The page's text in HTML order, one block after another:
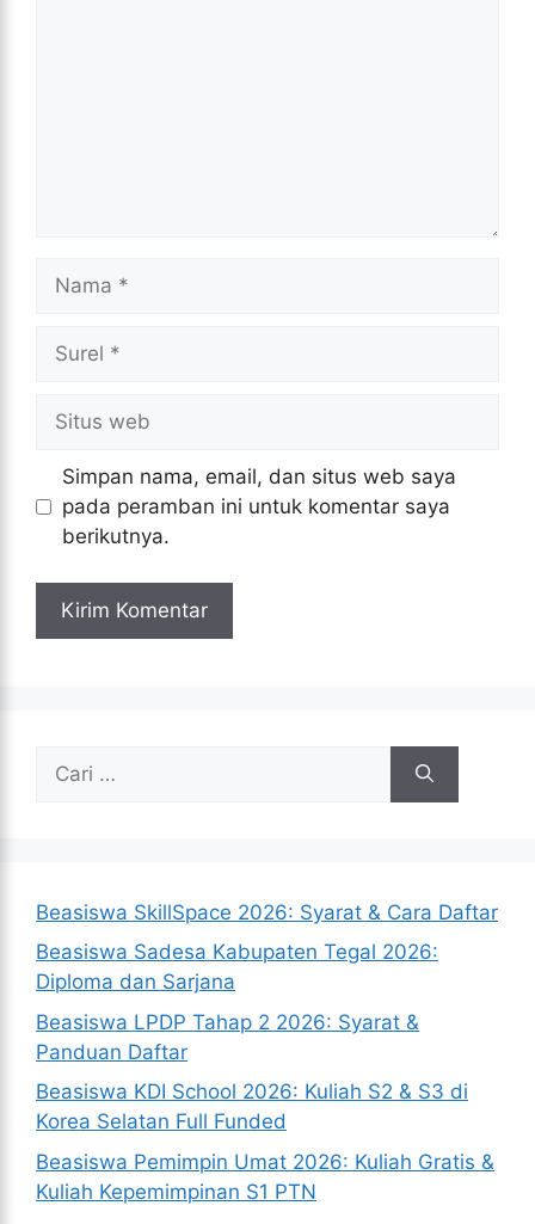
Nama
Surel
Situs
web
Simpan nama, email, dan situs web saya
pada peramban ini untuk komentar saya
berikutnya.
untuk:
Beasiswa SkillSpace 2026: Syarat & Cara Daftar
Beasiswa Sadesa Kabupaten Tegal 2026:
Diploma dan Sarjana
Beasiswa LPDP Tahap 2 2026: Syarat &
Panduan Daftar
Beasiswa KDI School 2026: Kuliah S2 & S3 di
Korea Selatan Full Funded
Beasiswa Pemimpin Umat 2026: Kuliah Gratis &
Kuliah Kepemimpinan S1 PTN